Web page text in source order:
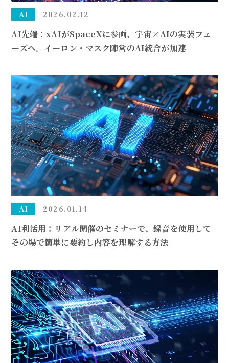
AI 2026.02.12
AI先端：xAIがSpaceXに参画、宇宙×AIの実装フェ
ーズへ。イーロン・マスク陣営のAI統合が加速
AI 2026.01.14
AI利活用：リアル開催のセミナーで、録音を使用して
その場で簡単に要約し内容を理解する方法